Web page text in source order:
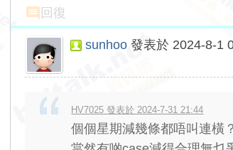
回復
sunhoo 發表於 2024-8-1
HV7025 發表於 2024-7-31 21:44
個個星期減幾條都唔叫連橫？